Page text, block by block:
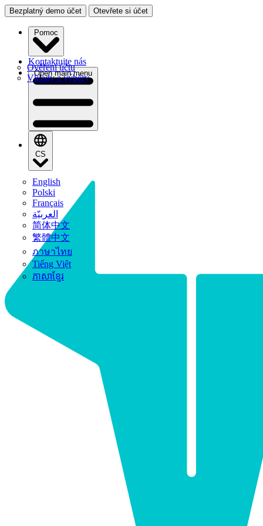
Bezplatný demo účet Otevřete si účet
Pomoc
Ověření účtu
Vklady a výběry
Kontaktujte nás
Open main menu
CS
English
Polski
Français
العربيّة
简体中文
繁體中文
ภาษาไทย
Tiếng Việt
ភាសាខ្មែរ